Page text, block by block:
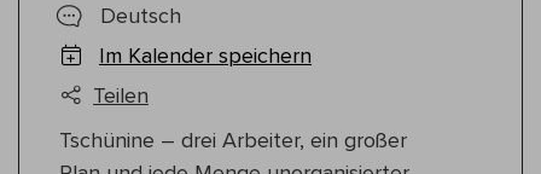
Deutsch
Im Kalender speichern
Teilen
Tschünine – drei Arbeiter, ein großer